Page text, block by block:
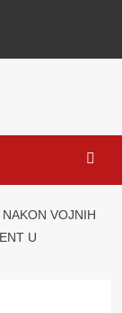
VOJNIH
U